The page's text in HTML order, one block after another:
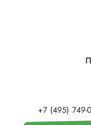
+7 (495) 749-